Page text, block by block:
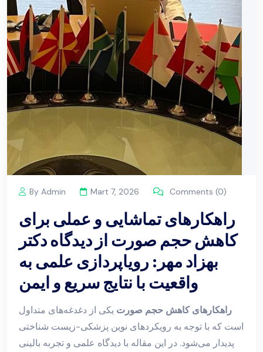
By Admin Mart 7, 2026 Comments (0)
راهکارهای تماشایی و عملی برای
کاهش حجم صورت از دیدگاه دکتر
بهزاد مهر: رویاپردازی علمی به
واقعیت با نتایج سریع و ایمن
راهکارهای کاهش حجم صورت یکی از دغدغه‌های متداول
است که با توجه به رویکردهای نوین پزشکی-زیست شناختی
پدیدار می‌شود. در این مقاله با دیدگاه علمی و تجربه بالینی